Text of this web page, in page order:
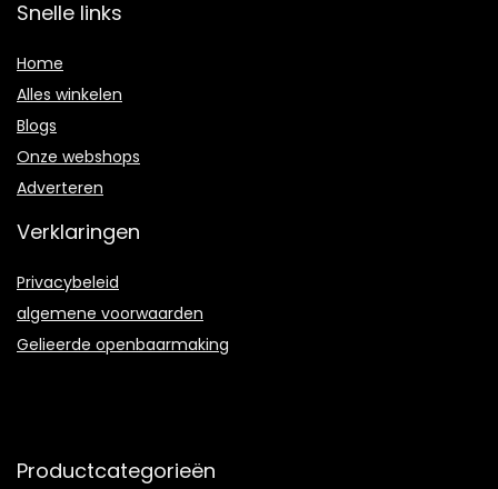
Snelle links
Home
Alles winkelen
Blogs
Onze webshops
Adverteren
Verklaringen
Privacybeleid
algemene voorwaarden
Gelieerde openbaarmaking
Productcategorieën